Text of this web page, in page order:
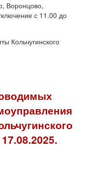
Воронцово,
с 11.00 до
Кольчугинского